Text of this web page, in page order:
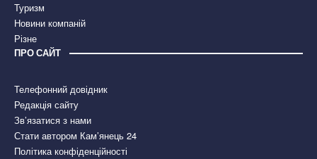
Туризм
Новини компаній
Різне
ПРО САЙТ
Телефонний довідник
Редакція сайту
Зв’язатися з нами
Стати автором Кам’янець 24
Політика конфіденційності